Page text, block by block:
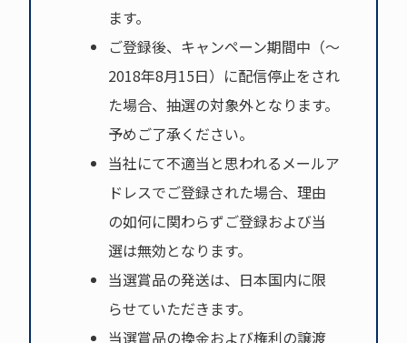
ます。
ご登録後、キャンペーン期間中（～
2018年8月15日）に配信停止をされ
た場合、抽選の対象外となります。
予めご了承ください。
当社にて不適当と思われるメールア
ドレスでご登録された場合、理由
の如何に関わらずご登録および当
選は無効となります。
当選賞品の発送は、日本国内に限
らせていただきます。
当選賞品の換金および権利の譲渡